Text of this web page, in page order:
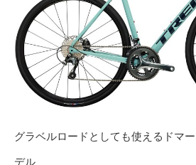
グラベルロードとしても使えるドマ
デル